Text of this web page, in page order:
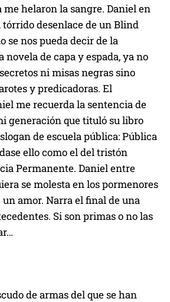
helaron la sangre. Daniel en
tórrido desenlace de un Blind
se nos pueda decir de la
novela de capa y espada, ya no
ni misas negras sino
y predicadoras. El
me recuerda la sentencia de
generación que tituló su libro
de escuela pública: Pública
ello como el del tristón
Permanente. Daniel entre
se molesta en los pormenores
amor. Narra el final de una
Si son primas o no las
de armas del que se han